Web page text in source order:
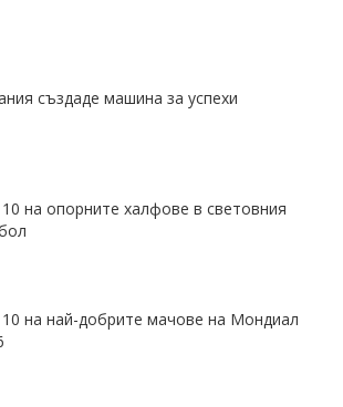
създаде машина за успехи
на опорните халфове в световния
на най-добрите мачове на Мондиал